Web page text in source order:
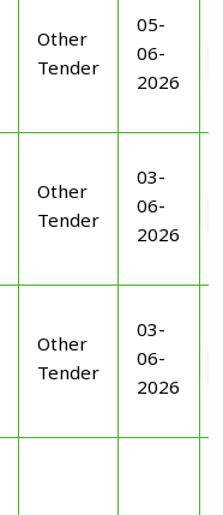
Other
Tender
05-
06-
2026
Other
Tender
03-
06-
2026
Other
Tender
03-
06-
2026